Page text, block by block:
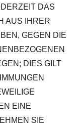
DAS
AUS IHRER
GEGEN DIE
DIES GILT
EINE
SIE